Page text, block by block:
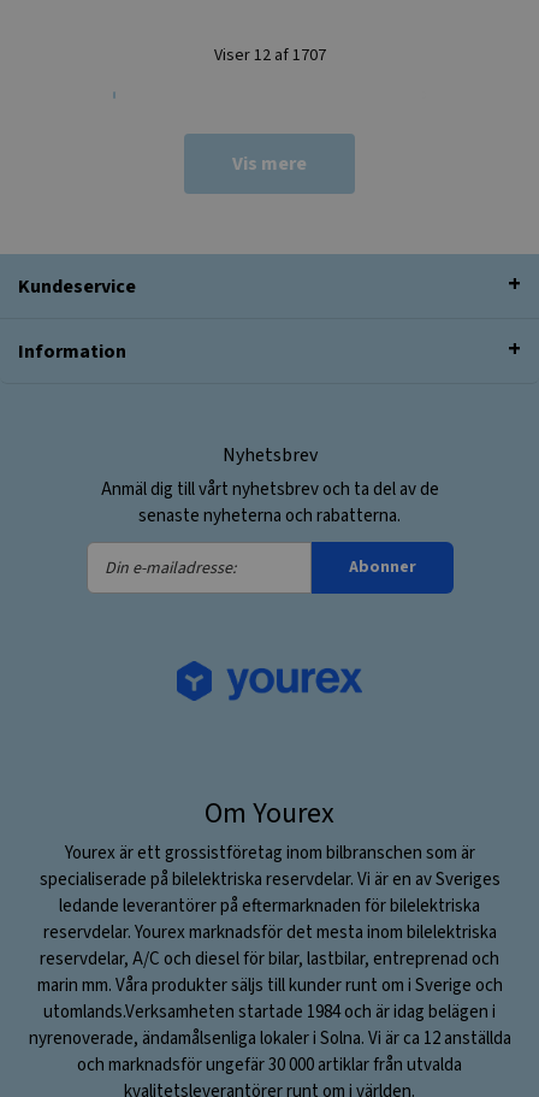
Viser 12 af 1707
Vis mere
Kundeservice
Information
Nyhetsbrev
Anmäl dig till vårt nyhetsbrev och ta del av de
senaste nyheterna och rabatterna.
Din
e-
Abonner
Om Yourex
Yourex är ett grossistföretag inom bilbranschen som är
specialiserade på bilelektriska reservdelar. Vi är en av Sveriges
ledande leverantörer på eftermarknaden för bilelektriska
reservdelar. Yourex marknadsför det mesta inom bilelektriska
reservdelar, A/C och diesel för bilar, lastbilar, entreprenad och
marin mm. Våra produkter säljs till kunder runt om i Sverige och
utomlands.Verksamheten startade 1984 och är idag belägen i
nyrenoverade, ändamålsenliga lokaler i Solna. Vi är ca 12 anställda
och marknadsför ungefär 30 000 artiklar från utvalda
kvalitetsleverantörer runt om i världen.